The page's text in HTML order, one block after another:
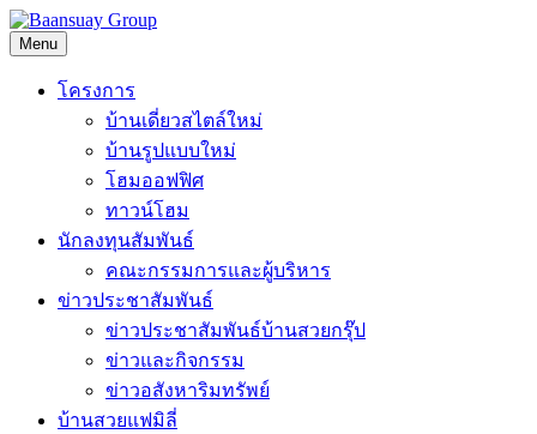
Skip
to
content
Menu
โครงการ
บ้านเดี่ยวสไตล์ใหม่
บ้านรูปแบบใหม่
โฮมออฟฟิศ
ทาวน์โฮม
นักลงทุนสัมพันธ์
คณะกรรมการและผู้บริหาร
ข่าวประชาสัมพันธ์
ข่าวประชาสัมพันธ์บ้านสวยกรุ๊ป
ข่าวและกิจกรรม
ข่าวอสังหาริมทรัพย์
บ้านสวยแฟมิลี่